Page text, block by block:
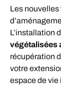
Les
L’installation
végétalisées
récupération
votre
espace de